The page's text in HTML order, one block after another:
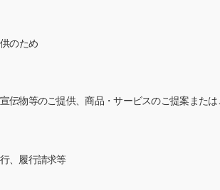
のため
伝物等のご提供、商品・サービスのご提案また
、履行請求等